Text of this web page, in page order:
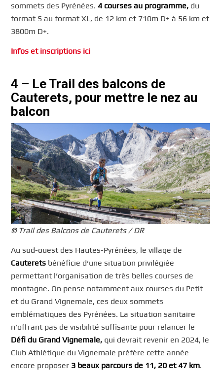
sommets des Pyrénées.4 courses au programme, du
format S au format XL, de 12 km et 710m D+ à 56 km et
3800m D+.
Infos et inscriptions ici
4 – Le Trail des balcons de
Cauterets, pour mettre le nez au
balcon
© Trail des Balcons de Cauterets / DR
Au sud-ouest des Hautes-Pyrénées, le village de
Cauterets bénéficie d’une situation privilégiée
permettant l’organisation de très belles courses de
montagne. On pense notamment aux courses du Petit
et du Grand Vignemale, ces deux sommets
emblématiques des Pyrénées. La situation sanitaire
n’offrant pas de visibilité suffisante pour relancer le
Défi du Grand Vignemale, qui devrait revenir en 2024, le
Club Athlétique du Vignemale préfère cette année
encore proposer 3 beaux parcours de 11, 20 et 47 km.